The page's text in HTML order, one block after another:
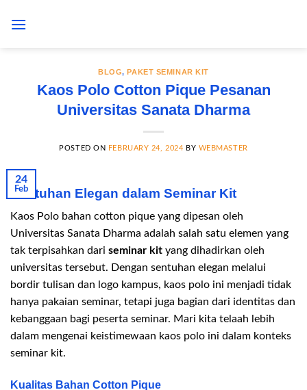
BLOG,PAKET SEMINAR KIT
Kaos Polo Cotton Pique Pesanan
Universitas Sanata Dharma
POSTED ON FEBRUARY 24, 2024 BY WEBMASTER
24
Feb
Sentuhan Elegan dalam Seminar Kit
Kaos Polo bahan cotton pique yang dipesan oleh
Universitas Sanata Dharma adalah salah satu elemen yang
tak terpisahkan dari seminar kit yang dihadirkan oleh
universitas tersebut. Dengan sentuhan elegan melalui
bordir tulisan dan logo kampus, kaos polo ini menjadi tidak
hanya pakaian seminar, tetapi juga bagian dari identitas dan
kebanggaan bagi peserta seminar. Mari kita telaah lebih
dalam mengenai keistimewaan kaos polo ini dalam konteks
seminar kit.
Kualitas Bahan Cotton Pique